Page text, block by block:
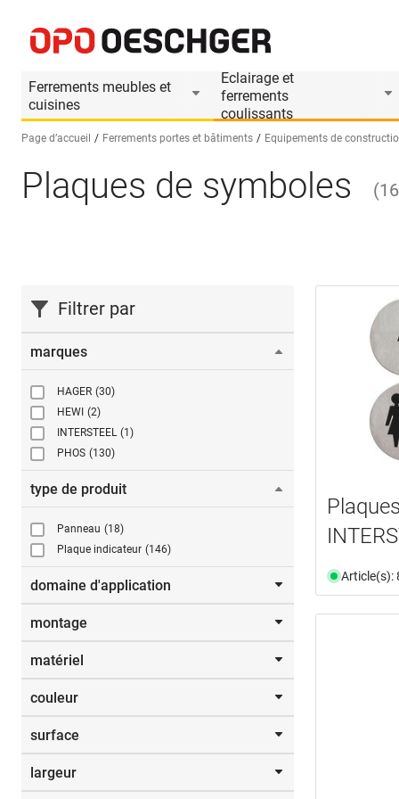
Ferrements meubles et
cuisines
Eclairage et
ferrements
coulissants
Sélectionnez une langue (FR)
Page d’accueil Ferrements portes et bâtiments Equipements de
Plaques de symboles (
Filtrer par
marques
HAGER (30)
HEWI (2)
INTERSTEEL (1)
PHOS (130)
type de produit
Panneau (18)
Plaque indicateur (146)
domaine d'application
portes
montage
à coller
matériel
acier inox
laiton
couleur
blanc claire HEWI 99
gris anthracite HEWI 92
surface
brossé mat
largeur
Article(s):